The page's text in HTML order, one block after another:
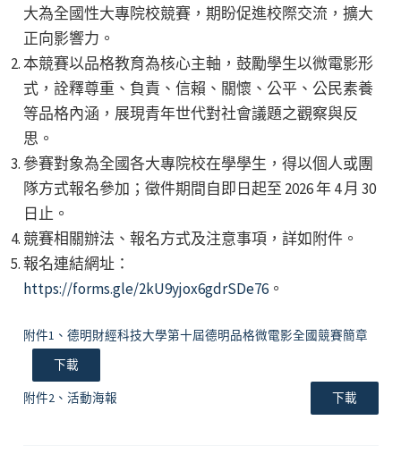
大為全國性大專院校競賽，期盼促進校際交流，擴大
正向影響力。
本競賽以品格教育為核心主軸，鼓勵學生以微電影形
式，詮釋尊重、負責、信賴、關懷、公平、公民素養
等品格內涵，展現青年世代對社會議題之觀察與反
思。
參賽對象為全國各大專院校在學學生，得以個人或團
隊方式報名參加；徵件期間自即日起至 2026 年 4 月 30
日止。
競賽相關辦法、報名方式及注意事項，詳如附件。
報名連結網址：
https://forms.gle/2kU9yjox6gdrSDe76。
附件1、德明財經科技大學第十屆德明品格微電影全國競賽簡章
下載
附件2、活動海報 下載